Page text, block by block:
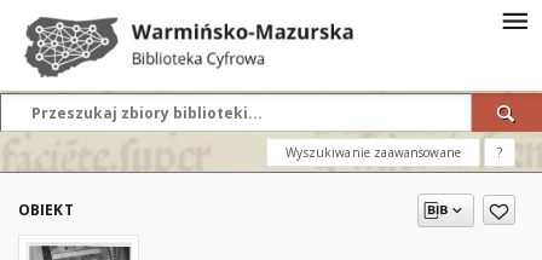
Wyszukiwanie zaawansowane ?
OBIEKT